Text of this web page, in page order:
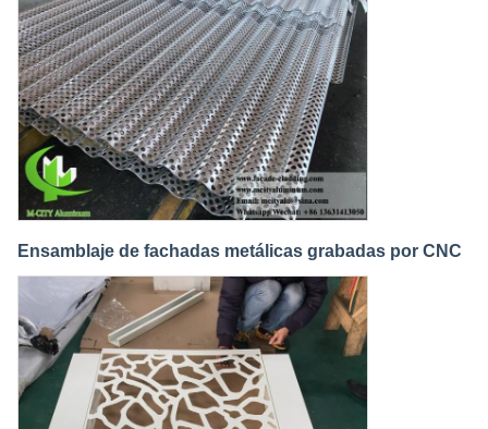
Ensamblaje de fachadas metálicas grabadas por CNC